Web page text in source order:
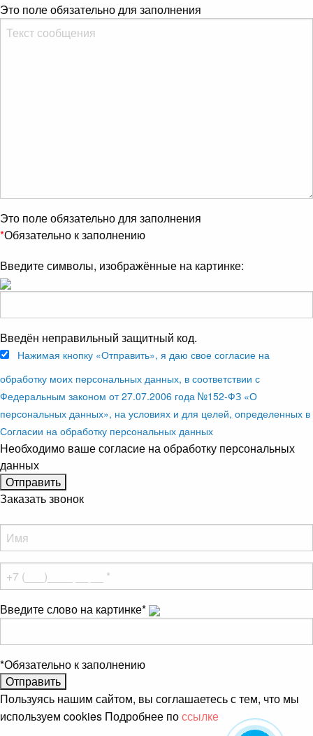
Это поле обязательно для заполнения
Это поле обязательно для заполнения
*Обязательно к заполнению
Введите символы, изображённые на картинке:
Введён неправильный защитный код.
Нажимая кнопку «Отправить», я даю свое согласие на
обработку моих персональных данных, в соответствии с
Федеральным законом от 27.07.2006 года №152-ФЗ «О
персональных данных», на условиях и для целей, определенных в
Согласии на обработку персональных данных
Необходимо ваше согласие на обработку персональных
данных
Заказать звонок
Введите слово на картинке*
*Обязательно к заполнению
Пользуясь нашим сайтом, вы соглашаетесь с тем, что мы
используем cookies Подробнее поссылке